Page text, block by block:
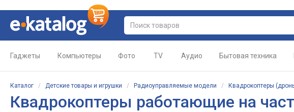
Гаджеты Компьютеры Фото TV Аудио Бытовая техника
Каталог / Детские товары и игрушки / Радиоуправляемые модели / Квадрокоптеры
Квадрокоптеры работающие на